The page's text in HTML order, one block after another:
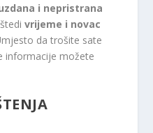
i nepristrana
vrijeme i novac
da trošite sate
informacije možete